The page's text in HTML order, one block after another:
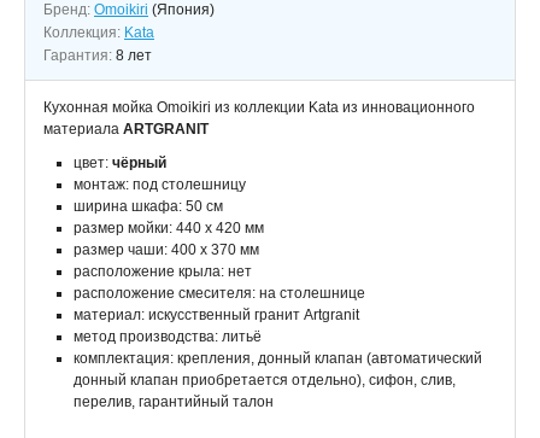
Бренд: Omoikiri (Япония)
Коллекция: Kata
Гарантия: 8 лет
Кухонная мойка Omoikiri из коллекции Kata из инновационного
материала ARTGRANIT
цвет: чёрный
монтаж: под столешницу
ширина шкафа: 50 см
размер мойки: 440 x 420 мм
размер чаши: 400 x 370 мм
расположение крыла: нет
расположение смесителя: на столешнице
материал: искусственный гранит Artgranit
метод производства: литьё
комплектация: крепления, донный клапан (автоматический
донный клапан приобретается отдельно), сифон, слив,
перелив, гарантийный талон